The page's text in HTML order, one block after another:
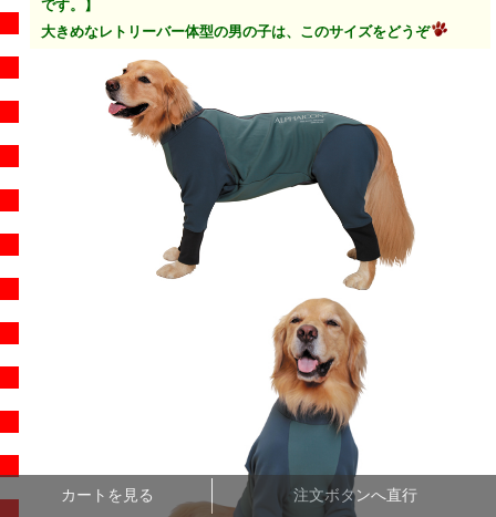
です。】
大きめなレトリーバー体型の男の子は、このサイズをどうぞ
カートを見る 注文ボタンへ直行